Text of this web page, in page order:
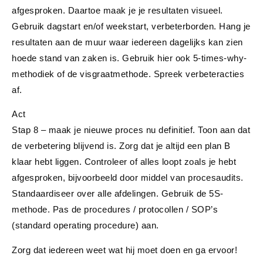
afgesproken. Daartoe maak je je resultaten visueel.
Gebruik dagstart en/of weekstart, verbeterborden. Hang je
resultaten aan de muur waar iedereen dagelijks kan zien
hoede stand van zaken is. Gebruik hier ook 5-times-why-
methodiek of de visgraatmethode. Spreek verbeteracties
af.
Act
Stap 8 – maak je nieuwe proces nu definitief. Toon aan dat
de verbetering blijvend is. Zorg dat je altijd een plan B
klaar hebt liggen. Controleer of alles loopt zoals je hebt
afgesproken, bijvoorbeeld door middel van procesaudits.
Standaardiseer over alle afdelingen. Gebruik de 5S-
methode. Pas de procedures / protocollen / SOP’s
(standard operating procedure) aan.
Zorg dat iedereen weet wat hij moet doen en ga ervoor!